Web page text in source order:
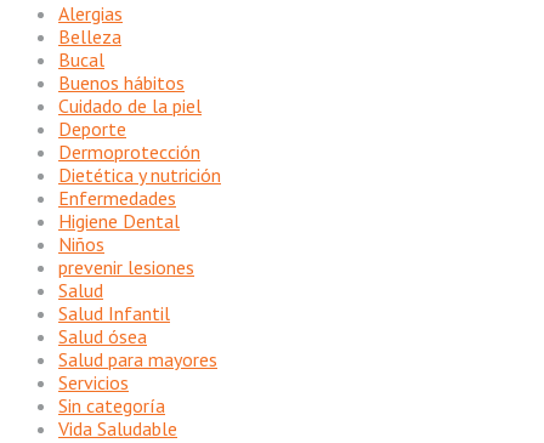
Alergias
Belleza
Bucal
Buenos hábitos
Cuidado de la piel
Deporte
Dermoprotección
Dietética y nutrición
Enfermedades
Higiene Dental
Niños
prevenir lesiones
Salud
Salud Infantil
Salud ósea
Salud para mayores
Servicios
Sin categoría
Vida Saludable